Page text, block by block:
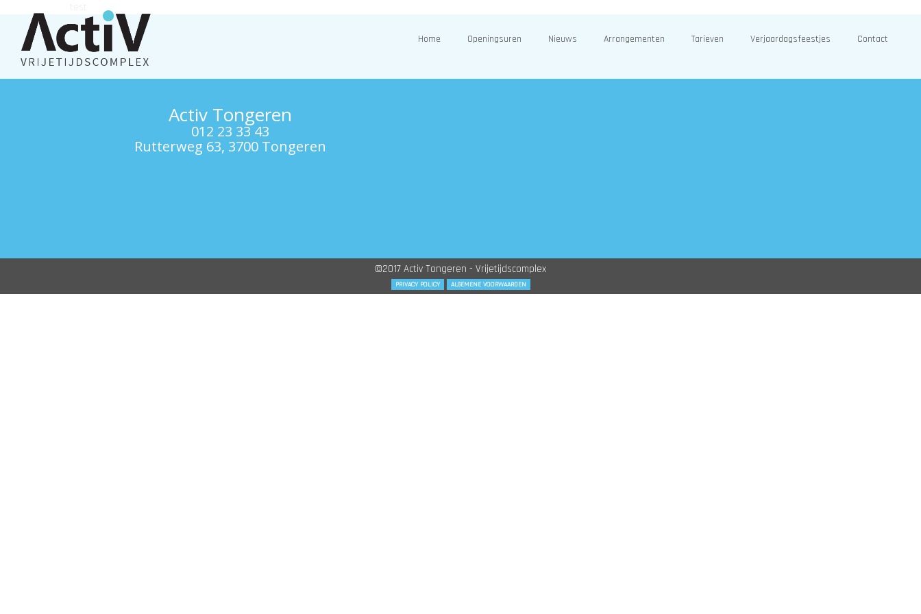
Home Openingsuren Nieuws Arrangementen Tarieven Verjaardagsfeestjes Contact
Activ Tongeren
012 23 33 43
Rutterweg 63, 3700 Tongeren
©2017 Activ Tongeren - Vrijetijdscomplex
PRIVACY POLICY ALGEMENE VOORWAARDEN